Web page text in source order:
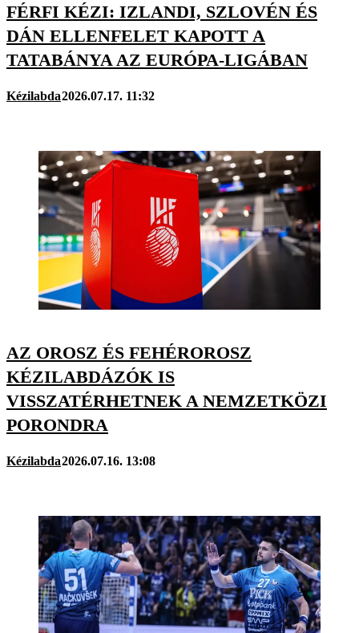
FÉRFI KÉZI: IZLANDI, SZLOVÉN ÉS
DÁN ELLENFELET KAPOTT A
TATABÁNYA AZ EURÓPA-LIGÁBAN
Kézilabda2026.07.17. 11:32
AZ OROSZ ÉS FEHÉROROSZ
KÉZILABDÁZÓK IS
VISSZATÉRHETNEK A NEMZETKÖZI
PORONDRA
Kézilabda2026.07.16. 13:08